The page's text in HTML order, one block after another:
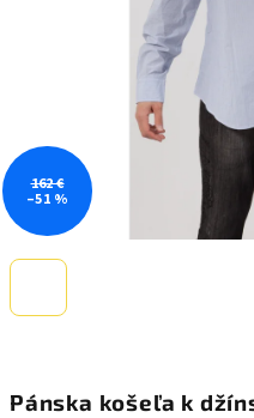
Pánska košeľa k
162 €
–51 %